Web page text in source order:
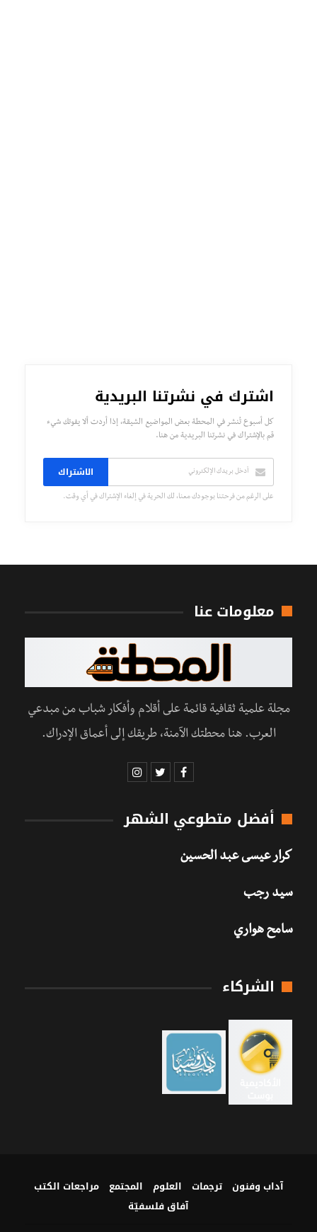
اشترك في نشرتنا البريدية
كل أسبوع تُنشر في المحطة بعض المواضيع الشيقة، إذا أردت ألا يفوتك شيء
قم بالإشتراك في نشرتنا البريدية من هنا.
الاشتراك
على الرغم من فرحتنا بوجودك معنا، لك الحرية في إلغاء الإشتراك في أي وقت.
معلومات عنا
مجلة علمية ثقافية قائمة على أقلام وأفكار شباب من مبدعي
العرب. هنا محطتك الآمنة، طريقك إلى أعماق الإدراك.
أفضل متطوعي الشهر
كرار عيسى عبد الحسين
سيد رجب
سامح هواري
الشركاء
آداب وفنون ترجمات العلوم المجتمع
مراجعات الكتب
آفاق فلسفيّة‎